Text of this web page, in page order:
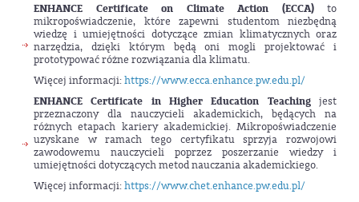
ENHANCE Certificate on Climate Action (ECCA)to
mikropoświadczenie, które zapewni studentom niezbędną
wiedzę i umiejętności dotyczące zmian klimatycznych oraz
narzędzia, dzięki którym będą oni mogli projektować i
prototypować różne rozwiązania dla klimatu.
Więcej informacji:https://www.ecca.enhance.pw.edu.pl/
ENHANCE Certificate in Higher Education Teaching jest
przeznaczony dla nauczycieli akademickich, będących na
różnych etapach kariery akademickiej. Mikropoświadczenie
uzyskane w ramach tego certyfikatu sprzyja rozwojowi
zawodowemu nauczycieli poprzez poszerzanie wiedzy i
umiejętności dotyczących metod nauczania akademickiego.
Więcej informacji:https://www.chet.enhance.pw.edu.pl/